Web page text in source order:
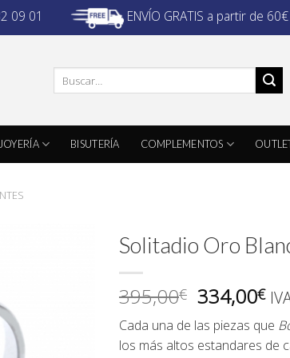
09 01 ENVÍO GRATIS a partir de 60€
por:
JOYERÍA BISUTERÍA COMPLEMENTOS
Solitadio Oro
395,00€ El
precio
original
334,00€El
Cada una de las piezas que
los más altos estandares de